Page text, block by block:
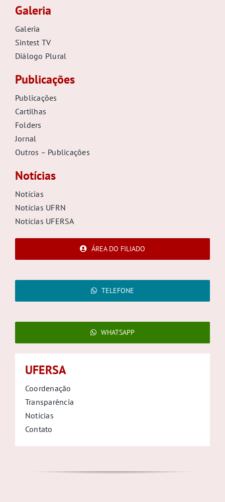
Galeria
Galeria
Sintest TV
Diálogo Plural
Publicações
Publicações
Cartilhas
Folders
Jornal
Outros – Publicações
Notícias
Notícias
Notícias UFRN
Notícias UFERSA
ÁREA DO FILIADO
TELEFONE
WHATSAPP
UFERSA
Coordenação
Transparência
Notícias
Contato